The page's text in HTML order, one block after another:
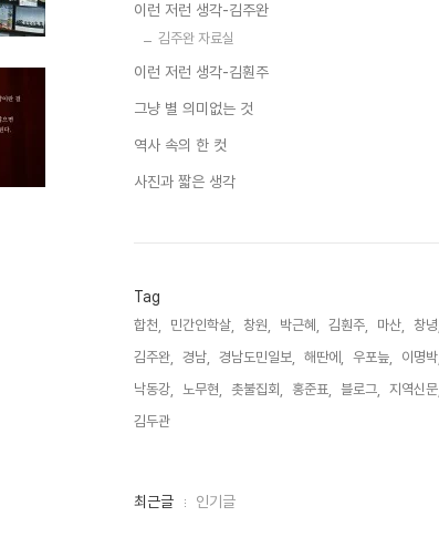
이런 저런 생각-김주완
김주완 자료실
이런 저런 생각-김훤주
그냥 별 의미없는 것
역사 속의 한 컷
사진과 짧은 생각
Tag
합천, 민간인학살, 창원, 박근혜, 김훤주, 마산,
창녕,
김주완,
경남, 경남도민일보, 해딴에, 우포늪,
이명박,
낙동강,
노무현, 촛불집회, 홍준표, 블로그,
지역신문,
김두관,
최
최근글 인기글